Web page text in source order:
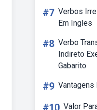
#7 Verbos
Em Ingles
#8 Verbo
Indireto
Gabarito
#9 Vantagens
#10 Valor